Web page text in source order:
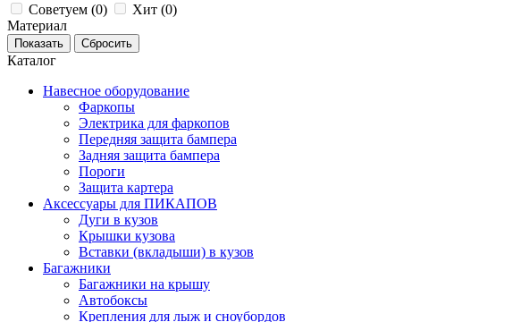
Советуем (0) Хит (0)
Материал
Каталог
Навесное оборудование
Фаркопы
Электрика для фаркопов
Передняя защита бампера
Задняя защита бампера
Пороги
Защита картера
Аксессуары для ПИКАПОВ
Дуги в кузов
Крышки кузова
Вставки (вкладыши) в кузов
Багажники
Багажники на крышу
Автобоксы
Крепления для лыж и сноубордов